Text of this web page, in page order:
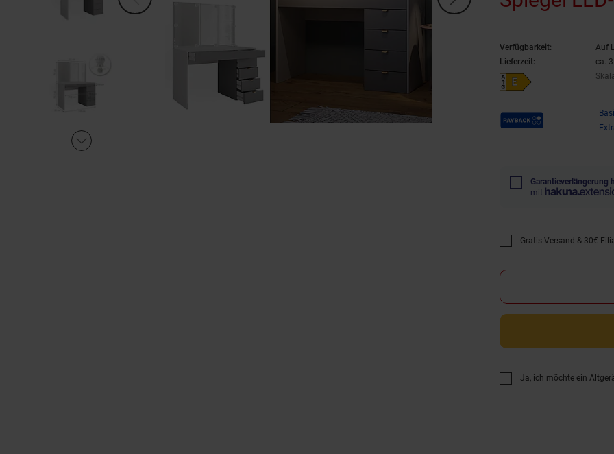
Verfügbarkeit:
Auf
Lieferzeit:
ca.
Energieeffizienzklasse E auf
Payback Punkte
Garantieverlängerung
mit
Promotion "Gratis
Gratis Versand & 30€
Ja, ich möchte ein